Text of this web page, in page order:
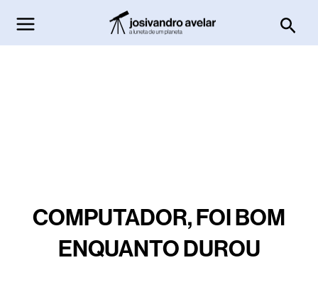
para
o
COMPUTADOR, FOI BOM
ENQUANTO DUROU